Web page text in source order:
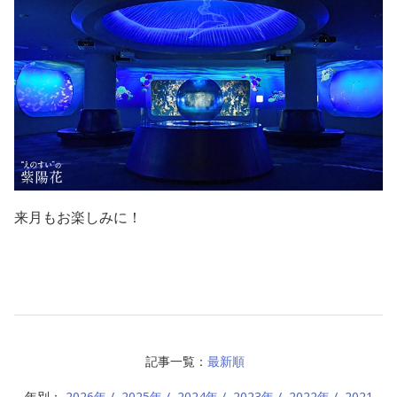
来月もお楽しみに！
記事一覧： 最新順